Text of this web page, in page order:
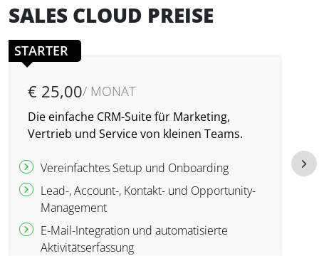
SALES CLOUD PREISE
STARTER
€ 25,00/ MONAT
Die einfache CRM-Suite für Marketing,
Vertrieb und Service von kleinen Teams.
Vereinfachtes Setup und Onboarding
Lead-, Account-, Kontakt- und Opportunity-
Management
E-Mail-Integration und automatisierte
Aktivitätserfassung